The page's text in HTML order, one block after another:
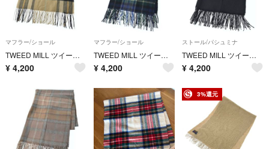
マフラー/ショール
TWEED MILL ツイードミル マフラー ベージュ 【古着】【中古】【送料無料】
¥ 4,200
マフラー/ショール
TWEED MILL ツイードミル マフラー 緑 【古着】【中古】【送料無料】
¥ 4,200
ストール/パシュミナ
TWEED MILL ツイードミル ストール 黒 【古着】【中古】【送料無料】
¥ 4,200
3%還元